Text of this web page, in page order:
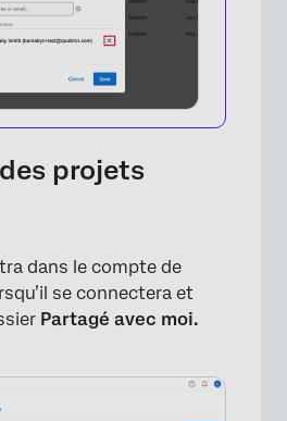
projets
dans le compte de
se connectera et
Partagé avec moi.